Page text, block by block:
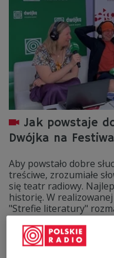
Jak powstaje
Dwójka na
Aby powstało dobre
treściwe, zrozumiałe
się teatr radiowy.
historię. W
"Strefie literatury"
nagradzanymi
Zobacz więcej na temat:
Katarzyna Hagmajer-Kwiatek